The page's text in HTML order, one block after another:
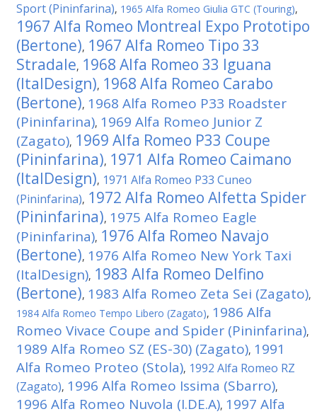
Sport (Pininfarina), 1965 Alfa Romeo Giulia GTC (Touring),
1967 Alfa Romeo Montreal Expo Prototipo
(Bertone), 1967 Alfa Romeo Tipo 33
Stradale, 1968 Alfa Romeo 33 Iguana
(ItalDesign), 1968 Alfa Romeo Carabo
(Bertone), 1968 Alfa Romeo P33 Roadster
(Pininfarina), 1969 Alfa Romeo Junior Z
(Zagato), 1969 Alfa Romeo P33 Coupe
(Pininfarina), 1971 Alfa Romeo Caimano
(ItalDesign), 1971 Alfa Romeo P33 Cuneo
(Pininfarina), 1972 Alfa Romeo Alfetta Spider
(Pininfarina), 1975 Alfa Romeo Eagle
(Pininfarina), 1976 Alfa Romeo Navajo
(Bertone), 1976 Alfa Romeo New York Taxi
(ItalDesign), 1983 Alfa Romeo Delfino
(Bertone), 1983 Alfa Romeo Zeta Sei (Zagato),
1984 Alfa Romeo Tempo Libero (Zagato), 1986 Alfa
Romeo Vivace Coupe and Spider (Pininfarina),
1989 Alfa Romeo SZ (ES-30) (Zagato), 1991
Alfa Romeo Proteo (Stola), 1992 Alfa Romeo RZ
(Zagato), 1996 Alfa Romeo Issima (Sbarro),
1996 Alfa Romeo Nuvola (I.DE.A), 1997 Alfa